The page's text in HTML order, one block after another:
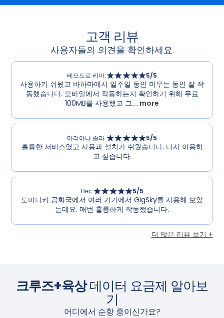
고객 리뷰
사용자들의 의견을 확인하세요.
테오도로 리마: 5/5
사용하기 쉬웠고 바하마에서 일주일 동안 머무는 동안 잘 작
동했습니다. 모바일에서 작동하는지 확인하기 위해 무료
100MB를 사용했고 그... more
마리아나 솔라: 5/5
훌륭한 서비스였고 사용과 설치가 쉬웠습니다. 다시 이용하
고 싶습니다.
Нес: 5/5
도미니카 공화국에서 여러 기기에서 GigSky를 사용해 보았
는데요. 매번 훌륭하게 작동했습니다.
더 많은 리뷰 보기 +
크루즈+육상데이터 요금제 알아보
기
어디에서 순항 중이신가요?